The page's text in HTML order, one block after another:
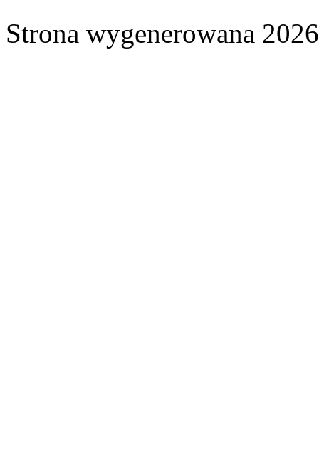
Strona wygenerowana